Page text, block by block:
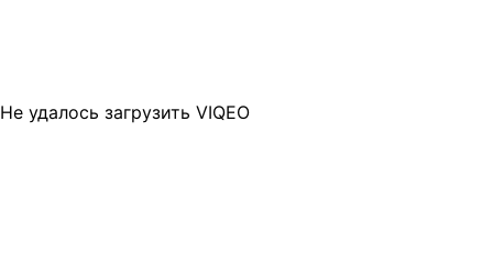
Не удалось загрузить VIQEO